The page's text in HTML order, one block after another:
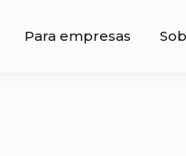
Para empresas